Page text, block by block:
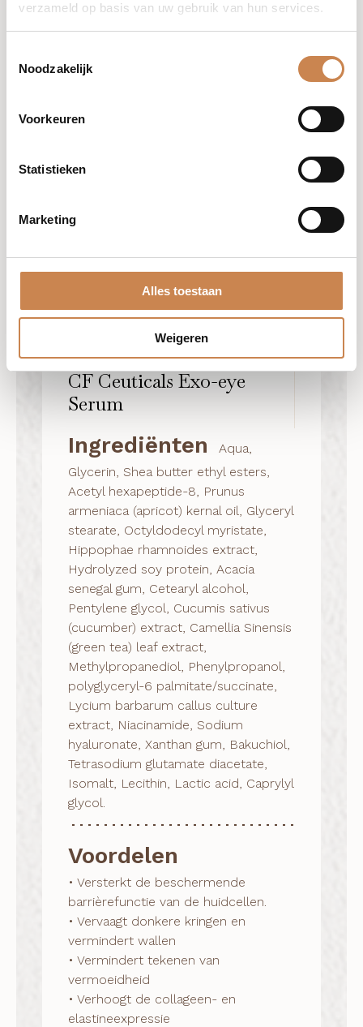
verzameld op basis van uw gebruik van hun services.
Noodzakelijk
Voorkeuren
Statistieken
Marketing
Alles toestaan
Weigeren
CF Ceuticals Exo-eye
Serum
Ingrediënten
Aqua,
Glycerin, Shea butter ethyl esters,
Acetyl hexapeptide-8, Prunus
armeniaca (apricot) kernal oil, Glyceryl
stearate, Octyldodecyl myristate,
Hippophae rhamnoides extract,
Hydrolyzed soy protein, Acacia
senegal gum, Cetearyl alcohol,
Pentylene glycol, Cucumis sativus
(cucumber) extract, Camellia Sinensis
(green tea) leaf extract,
Methylpropanediol, Phenylpropanol,
polyglyceryl-6 palmitate/succinate,
Lycium barbarum callus culture
extract, Niacinamide, Sodium
hyaluronate, Xanthan gum, Bakuchiol,
Tetrasodium glutamate diacetate,
Isomalt, Lecithin, Lactic acid, Caprylyl
glycol.
Voordelen
• Versterkt de beschermende
barrièrefunctie van de huidcellen.
• Vervaagt donkere kringen en
vermindert wallen
• Vermindert tekenen van
vermoeidheid
• Verhoogt de collageen- en
elastineexpressie